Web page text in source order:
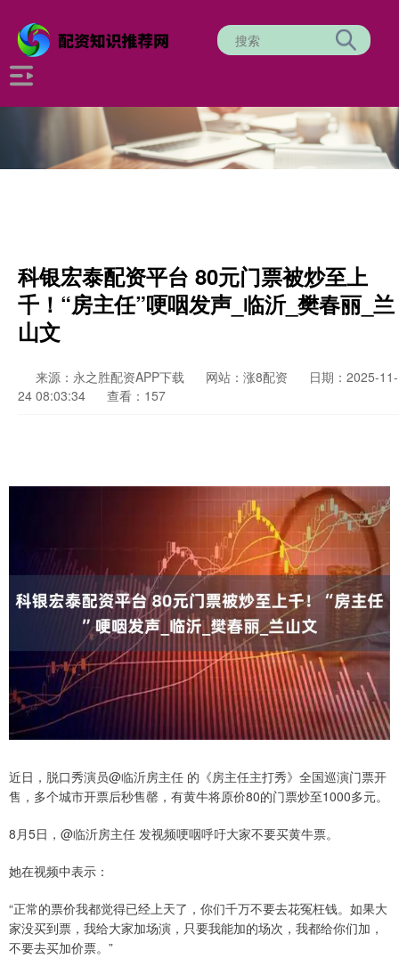
科银宏泰配资平台 80元门票被炒至上
千！“房主任”哽咽发声_临沂_樊春丽_兰
山文
来源：永之胜配资APP下载 网站：涨8配资
日期：2025-11-
24 08:03:34
查看：157
近日，脱口秀演员@临沂房主任 的《房主任主打秀》全国巡演门票开
售，多个城市开票后秒售罄，有黄牛将原价80的门票炒至1000多元。
8月5日，@临沂房主任 发视频哽咽呼吁大家不要买黄牛票。
她在视频中表示：
“正常的票价我都觉得已经上天了，你们千万不要去花冤枉钱。如果大
家没买到票，我给大家加场演，只要我能加的场次，我都给你们加，
不要去买加价票。”